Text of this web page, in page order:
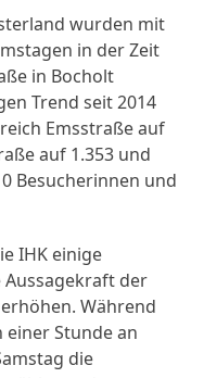
wurden mit
in der Zeit
in Bocholt
Trend seit 2014
Emsstraße auf
auf 1.353 und
Besucherinnen und
IHK einige
der
Während
einer Stunde an
die